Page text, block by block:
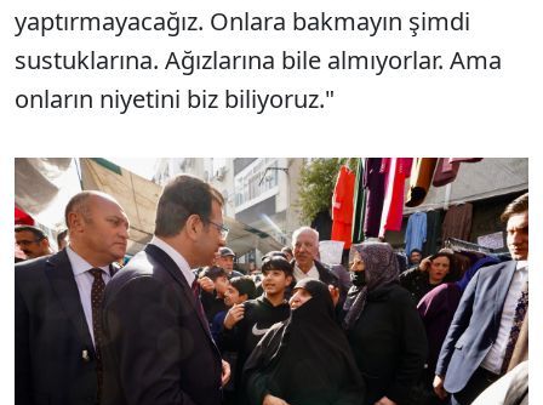
yaptırmayacağız. Onlara bakmayın şimdi
sustuklarına. Ağızlarına bile almıyorlar. Ama
onların niyetini biz biliyoruz."